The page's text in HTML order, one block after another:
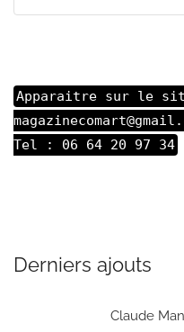
Apparaitre sur le
Tel : 06 64 20 97 34
Derniers ajouts
Claude